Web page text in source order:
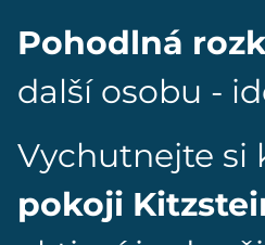
Pohodlná
další osobu -
Vychutnejte si
pokoji